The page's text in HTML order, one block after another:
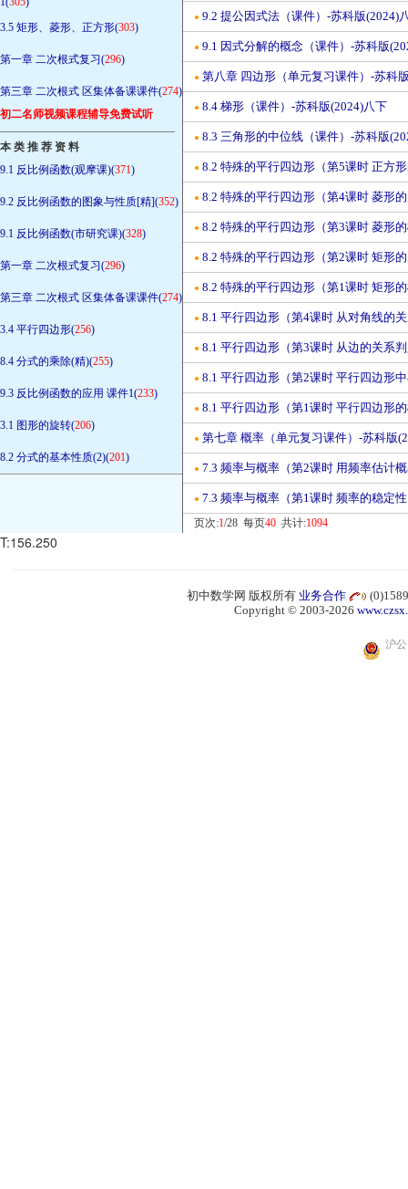
3.5 矩形、菱形、正方形(303)
第一章 二次根式复习(296)
第三章 二次根式 区集体备课课件(274)
初二名师视频课程辅导免费试听
————————————————
本 类 推 荐 资 料
9.1 反比例函数(观摩课)(371)
9.2 反比例函数的图象与性质[精](352)
9.1 反比例函数(市研究课)(328)
第一章 二次根式复习(296)
第三章 二次根式 区集体备课课件(274)
3.4 平行四边形(256)
8.4 分式的乘除(精)(255)
9.3 反比例函数的应用 课件1(233)
3.1 图形的旋转(206)
8.2 分式的基本性质(2)(201)
● 9.2 提公因式法（课件）-苏科版(2024)
● 9.1 因式分解的概念（课件）-苏科版
● 第八章 四边形（单元复习课件）-苏科
● 8.4 梯形（课件）-苏科版(2024)八下
● 8.3 三角形的中位线（课件）-苏科版
● 8.2 特殊的平行四边形（第5课时 正方
● 8.2 特殊的平行四边形（第4课时 菱形
● 8.2 特殊的平行四边形（第3课时 菱形
● 8.2 特殊的平行四边形（第2课时 矩形
● 8.2 特殊的平行四边形（第1课时 矩形
● 8.1 平行四边形（第4课时 从对角线的
● 8.1 平行四边形（第3课时 从边的关系
● 8.1 平行四边形（第2课时 平行四边形
● 8.1 平行四边形（第1课时 平行四边形
● 第七章 概率（单元复习课件）-苏科版
● 7.3 频率与概率（第2课时 用频率估计
● 7.3 频率与概率（第1课时 频率的稳定
页次:1/28 每页40 共计:1094
T:156.250
初中数学网 版权所有 业务合作
Copyright © 2003-2026
沪公